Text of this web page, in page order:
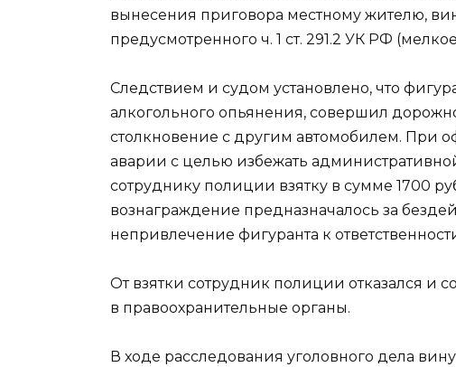
вынесения приговора местному жителю,
предусмотренного ч. 1 ст. 291.2 УК РФ
Следствием и судом установлено, что
алкогольного опьянения, совершил
столкновение с другим автомобилем. При
аварии с целью избежать
сотруднику полиции взятку в сумме 1700
вознаграждение предназначалось за
непривлечение фигуранта к
От взятки сотрудник полиции отказался и
в правоохранительные органы.
В ходе расследования уголовного дела